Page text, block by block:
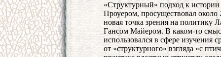
«Структурный» подход к
Проуером, просуществовал около
новая точка зрения на политику
Гансом Майером. В каком-то
использовался в сфере изучения
от «структурного» взгляда «с